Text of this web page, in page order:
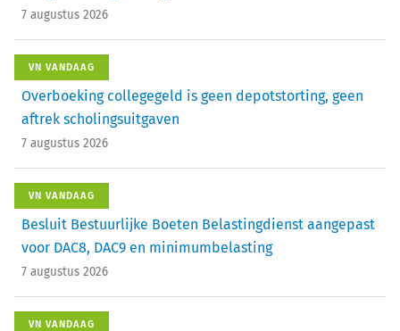
7 augustus 2026
VN VANDAAG
Overboeking collegegeld is geen depotstorting, geen
aftrek scholingsuitgaven
7 augustus 2026
VN VANDAAG
Besluit Bestuurlijke Boeten Belastingdienst aangepast
voor DAC8, DAC9 en minimumbelasting
7 augustus 2026
VN VANDAAG